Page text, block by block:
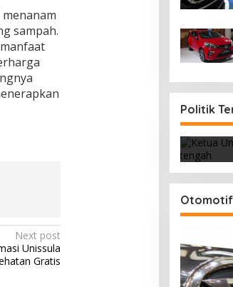
sampah.
Next post
Unissula
Gratis
Politik
Hubungan Partai Garuda
Ganjar